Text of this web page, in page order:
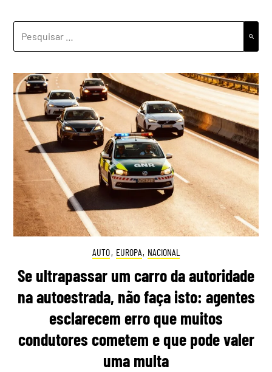
AUTO, EUROPA, NACIONAL
Se ultrapassar um carro da autoridade
na autoestrada, não faça isto: agentes
esclarecem erro que muitos
condutores cometem e que pode valer
uma multa